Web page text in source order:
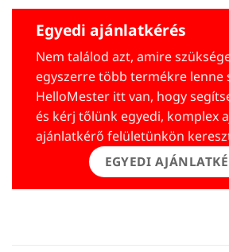
Egyedi ajánlatkérés
Nem találod azt, amire
egyszerre több termékre lenne
HelloMester itt van, hogy
és kérj tőlünk egyedi, komplex
ajánlatkérő felületünkön
EGYEDI